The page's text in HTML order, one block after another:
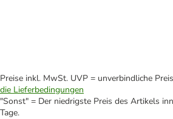
Preise inkl. MwSt. UVP = unverbindliche
die Lieferbedingungen
"Sonst" = Der niedrigste Preis des Artikels
Tage.